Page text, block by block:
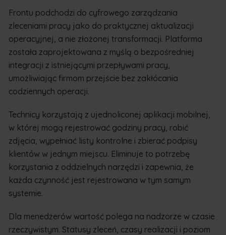
Frontu podchodzi do cyfrowego zarządzania
zleceniami pracy jako do praktycznej aktualizacji
operacyjnej, a nie złożonej transformacji. Platforma
została zaprojektowana z myślą o bezpośredniej
integracji z istniejącymi przepływami pracy,
umożliwiając firmom przejście bez zakłócania
codziennych operacji.
Technicy korzystają z ujednoliconej aplikacji mobilnej,
w której mogą rejestrować godziny pracy, robić
zdjęcia, wypełniać listy kontrolne i zbierać podpisy
klientów w jednym miejscu. Eliminuje to potrzebę
korzystania z oddzielnych narzędzi i zapewnia, że
każda czynność jest rejestrowana w tym samym
systemie.
Dla menedżerów wartość polega na nadzorze w czasie
rzeczywistym. Statusy zleceń, czasy realizacji i poziom